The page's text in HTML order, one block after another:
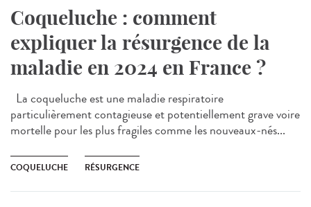
Coqueluche : comment
expliquer la résurgence de la
maladie en 2024 en France ?
La coqueluche est une maladie respiratoire
particulièrement contagieuse et potentiellement grave voire
mortelle pour les plus fragiles comme les nouveaux-nés...
COQUELUCHE RÉSURGENCE